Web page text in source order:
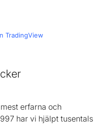
TradingView
erfarna och
har vi hjälpt tusentals